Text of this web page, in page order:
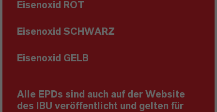
Eisenoxid ROT
Eisenoxid SCHWARZ
Eisenoxid GELB
Alle EPDs sind auch auf der Website
des IBU veröffentlicht und gelten für